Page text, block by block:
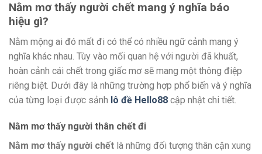
Nằm mơ thấy người chết mang ý nghĩa báo
hiệu gì?
Nằm mộng ai đó mất đi có thể có nhiều ngữ cảnh mang ý
nghĩa khác nhau. Tùy vào mối quan hệ với người đã khuất,
hoàn cảnh cái chết trong giấc mơ sẽ mang một thông điệp
riêng biệt. Dưới đây là những trường hợp phổ biến và ý nghĩa
của từng loại được sảnh lô đề Hello88 cập nhật chi tiết.
Nằm mơ thấy người thân chết đi
Nằm mơ thấy người chết là những đối tượng thân cận xung